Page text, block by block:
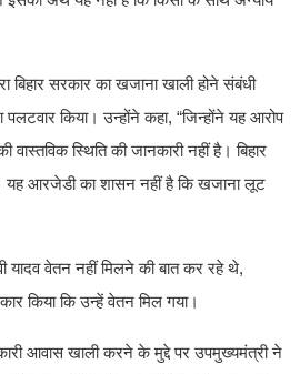
बिहार सरकार का खजाना खाली होने संबंधी
किया। उन्होंने कहा, “जिन्होंने यह आरोप
स्थिति की जानकारी नहीं है। बिहार
यह आरजेडी का शासन नहीं है कि खजाना लूट
यादव वेतन नहीं मिलने की बात कर रहे थे,
किया कि उन्हें वेतन मिल गया।
आवास खाली करने के मुद्दे पर उपमुख्यमंत्री ने